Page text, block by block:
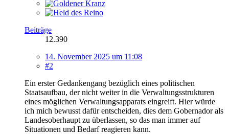
Beiträge
12.390
14. November 2025 um 11:08
#2
Ein erster Gedankengang bezüglich eines politischen
Staatsaufbau, der nicht weiter in die Verwaltungsstrukturen
eines möglichen Verwaltungsapparats eingreift. Hier würde
ich mich bewusst dafür entscheiden, dies dem Gobernador als
Landesoberhaupt zu überlassen, so das man immer auf
Situationen und Bedarf reagieren kann.